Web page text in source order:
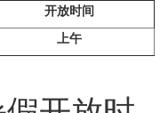
开放时间
上午